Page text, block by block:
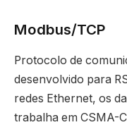
Modbus/TCP
Protocolo de
desenvolvido para
redes Ethernet, os
trabalha em CSMA-